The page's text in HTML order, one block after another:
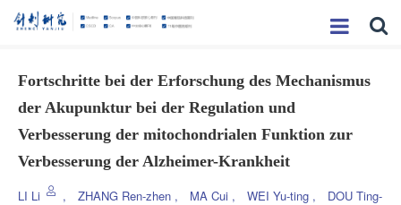
Fortschritte bei der Erforschung des Mechanismus
der Akupunktur bei der Regulation und
Verbesserung der mitochondrialen Funktion zur
Verbesserung der Alzheimer-Krankheit
LI Li , ZHANG Ren-zhen , MA Cui , WEI Yu-ting ,
DOU Ting-